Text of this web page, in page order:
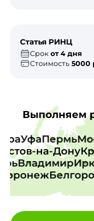
Статья РИНЦ
Срок от 4 дня
Стоимость 5000
Выполняем
УфаПермь
на-Дону
Владимир
Белгород